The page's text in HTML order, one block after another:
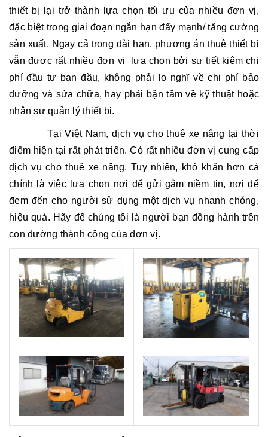
thiết bị lại trở thành lựa chọn tối ưu của nhiều đơn vị,
đặc biệt trong giai đoạn ngắn hạn đẩy mạnh/ tăng cường
sản xuất. Ngay cả trong dài hạn, phương án thuê thiết bị
vẫn được rất nhiều đơn vị lựa chọn bởi sự tiết kiệm chi
phí đầu tư ban đầu, không phải lo nghĩ về chi phí bảo
dưỡng và sửa chữa, hay phải bận tâm về kỹ thuật hoặc
nhân sự quản lý thiết bị.
Tại Việt Nam, dịch vụ cho thuê xe nâng tại thời
điểm hiện tại rất phát triển. Có rất nhiều đơn vị cung cấp
dịch vụ cho thuê xe nâng. Tuy nhiên, khó khăn hơn cả
chính là việc lựa chọn nơi để gửi gắm niềm tin, nơi để
đem đến cho người sử dụng một dịch vụ nhanh chóng,
hiệu quả. Hãy để chúng tôi là người bạn đồng hành trên
con đường thành công của đơn vị.